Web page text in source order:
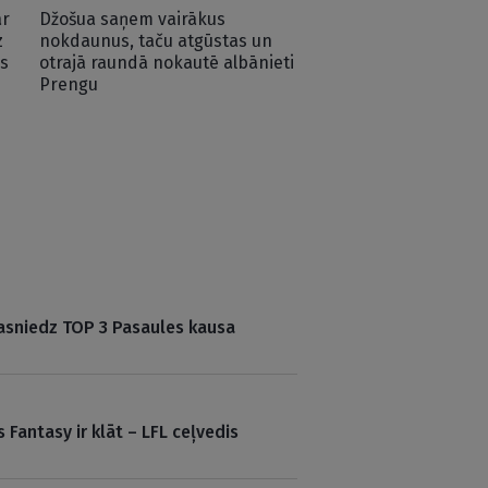
Džošua saņem vairākus
nokdaunus, taču atgūstas un
otrajā raundā nokautē albānieti
Prengu
TOP 3 Pasaules kausa
Fantasy ir klāt – LFL ceļvedis